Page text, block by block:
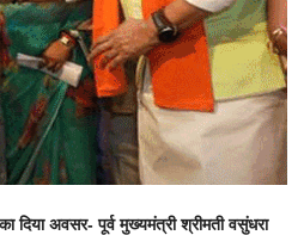
अवसर- पूर्व मुख्यमंत्री श्रीमती वसुंधरा